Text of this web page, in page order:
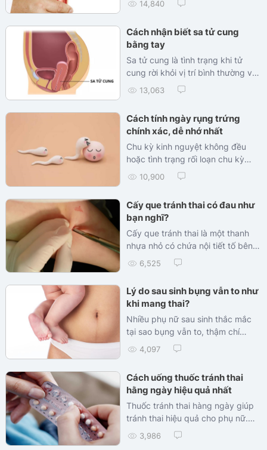
mạc tử cung quá mỏng, hay người
14,840
Cách nhận biết sa tử cung
bằng tay
Sa tử cung là tình trạng khi tử
cung rời khỏi vị trí bình thường và
tụt xuống âm đạo do...
13,063
Cách tính ngày rụng trứng
chính xác, dễ nhớ nhất
Chu kỳ kinh nguyệt không đều
hoặc tình trạng rối loạn chu kỳ
kinh sẽ rất khó để tính ngày rụng
trứng...
10,900
Cấy que tránh thai có đau như
bạn nghĩ?
Cấy que tránh thai là một thanh
nhựa nhỏ có chứa nội tiết tố bên
trong và được cấy dưới...
6,525
Lý do sau sinh bụng vẫn to như
khi mang thai?
Nhiều phụ nữ sau sinh thắc mắc
tại sao bụng vẫn to, thậm chí
trông như vẫn còn đang mang
thai...
4,097
Cách uống thuốc tránh thai
hằng ngày hiệu quả nhất
Thuốc tránh thai hàng ngày giúp
tránh thai hiệu quả cho phụ nữ.
Phương pháp tiện lợi với tác dụng
dược lý...
3,986